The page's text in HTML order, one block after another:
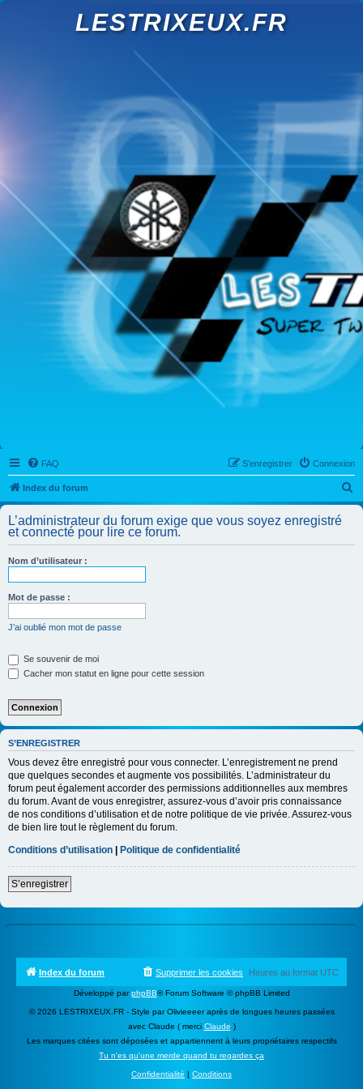
LESTRIXEUX.FR
FAQ Connexion
S’enregistrer
Index du forum
e
h
L’administrateur du forum exige que vous soyez enregistré
et connecté pour lire ce forum.
Nom d’utilisateur :
Mot de passe :
J’ai oublié mon mot de passe
Se souvenir de moi
Cacher mon statut en ligne pour cette session
S’ENREGISTRER
Vous devez être enregistré pour vous connecter. L’enregistrement ne prend
que quelques secondes et augmente vos possibilités. L’administrateur du
forum peut également accorder des permissions additionnelles aux membres
du forum. Avant de vous enregistrer, assurez-vous d’avoir pris connaissance
de nos conditions d’utilisation et de notre politique de vie privée. Assurez-vous
de bien lire tout le règlement du forum.
Conditions d’utilisation | Politique de confidentialité
S’enregistrer
Index du forum Heures au format UTC
Supprimer les cookies
Développé parphpBB® Forum Software © phpBB Limited
© 2026 LESTRIXEUX.FR - Style par Olivieeeer après de longues heures passées
avec Claude ( merci Claude )
Les marques citées sont déposées et appartiennent à leurs propriétaires respectifs
Tu n'es qu'une merde quand tu regardes ça
Confidentialité | Conditions